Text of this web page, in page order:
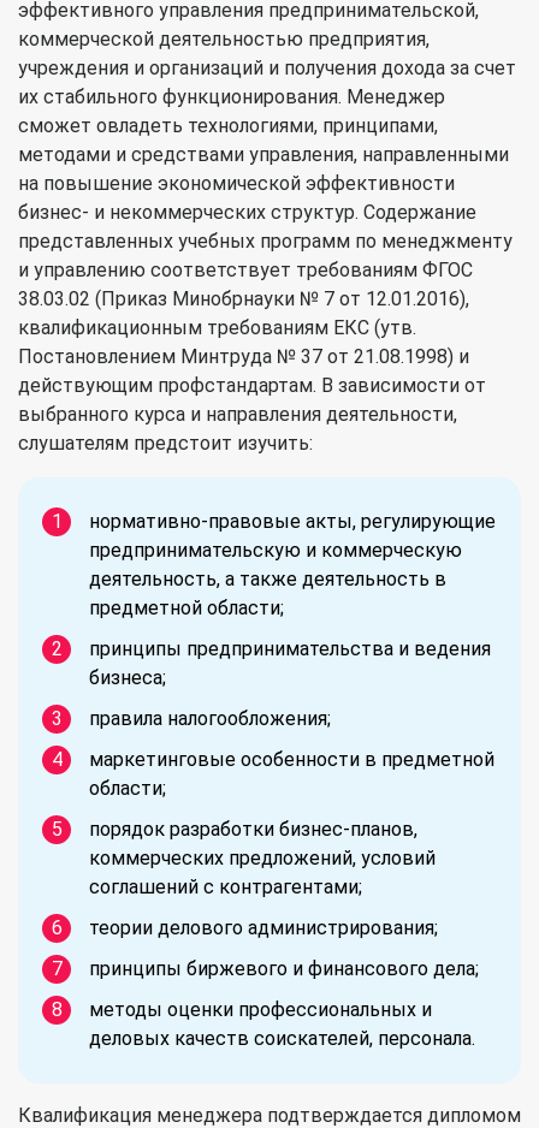
эффективного управления предпринимательской,
коммерческой деятельностью предприятия,
учреждения и организаций и получения дохода за счет
их стабильного функционирования. Менеджер
сможет овладеть технологиями, принципами,
методами и средствами управления, направленными
на повышение экономической эффективности
бизнес- и некоммерческих структур. Содержание
представленных учебных программ по менеджменту
и управлению соответствует требованиям ФГОС
38.03.02 (Приказ Минобрнауки № 7 от 12.01.2016),
квалификационным требованиям ЕКС (утв.
Постановлением Минтруда № 37 от 21.08.1998) и
действующим профстандартам. В зависимости от
выбранного курса и направления деятельности,
слушателям предстоит изучить:
нормативно-правовые акты, регулирующие
предпринимательскую и коммерческую
деятельность, а также деятельность в
предметной области;
принципы предпринимательства и ведения
бизнеса;
правила налогообложения;
маркетинговые особенности в предметной
области;
порядок разработки бизнес-планов,
коммерческих предложений, условий
соглашений с контрагентами;
теории делового администрирования;
принципы биржевого и финансового дела;
методы оценки профессиональных и
деловых качеств соискателей, персонала.
Квалификация менеджера подтверждается дипломом